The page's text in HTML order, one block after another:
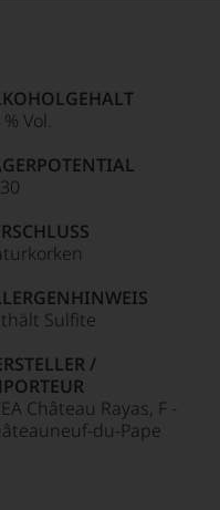
% Vol.
Sulfite
/
Château Rayas, F -
du-Pape